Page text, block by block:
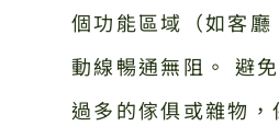
個功能區域（如客
動線暢通無阻。 避
過多的傢俱或雜物